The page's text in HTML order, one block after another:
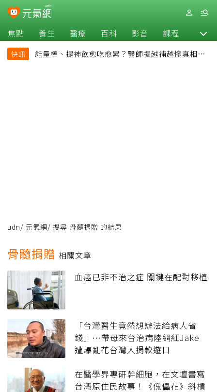
焦點 養生 醫療 百科 影音 課程 退休
快訊
能量棒、提神飲愈吃愈累？醫師揭越補越慘真相：
udn/ 元氣網/ 搜尋 骨髓捐贈 的結果
骨髓捐贈 相關文章
血癌已非不治之症 關鍵在配對移植
「台灣醫生竟然想辦法給病人省
錢」…帶母來台治病陸網紅Jake
遭爆亂花台灣人捐款遊日
在醫學界專研幹細胞，在文壇書寫
台灣原住民故事！《傀儡花》斜槓